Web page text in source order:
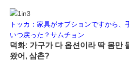
トッカ：家具がオプションですから
いつ戻った？サムチョン
덕화: 가구가 다 옵션이라 딱 몸만
왔어, 삼촌?